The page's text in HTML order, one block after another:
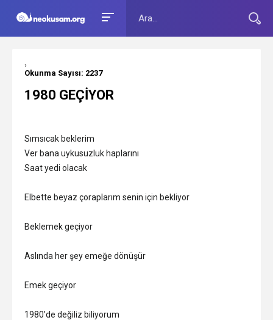
›
Okunma Sayısı: 2237
1980 GEÇİYOR
Sımsıcak beklerim
Ver bana uykusuzluk haplarını
Saat yedi olacak
Elbette beyaz çoraplarım senin için bekliyor
Beklemek geçiyor
Aslında her şey emeğe dönüşür
Emek geçiyor
1980’de değiliz biliyorum